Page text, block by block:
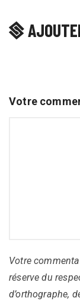
Votre
Votre
réserve du
d’orthographe,